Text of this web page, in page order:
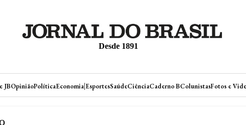
Desde 1891
JBOpiniãoPolíticaEconomia|EsportesSaúdeCiênciaCaderno BColunistasFotos e